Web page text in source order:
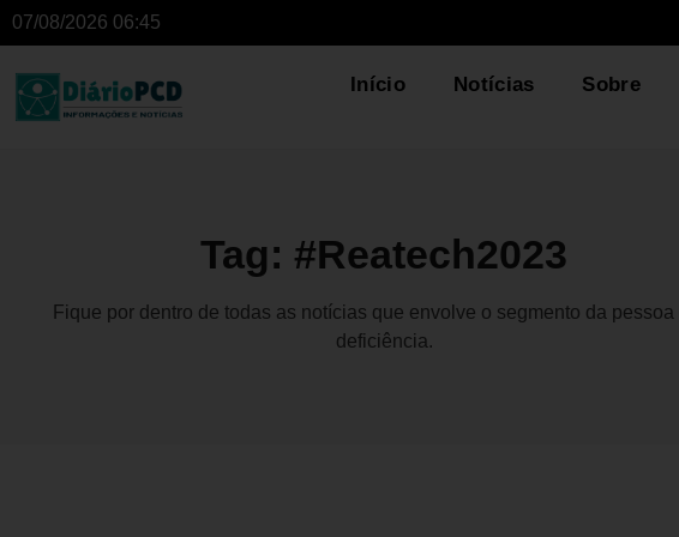
07/08/2026 06:45
Início Notícias Sobre
Tag: #Reatech2023
Fique por dentro de todas as notícias que envolve o segmento da pessoa
deficiência.